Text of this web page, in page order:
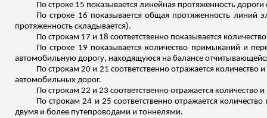
По строке 15 показывается линейная протяженность
По строке 16 показывается общая протяженность линий
протяженность складывается).
По строкам 17 и 18 соответственно показывается
По строке 19 показывается количество примыканий и
автомобильную дорогу, находящуюся на балансе
По строкам 20 и 21 соответственно отражается
автомобильных дорог.
По строкам 22 и 23 соответственно отражается
По строкам 24 и 25 соответственно отражается
двумя и более путепроводами и тоннелями.